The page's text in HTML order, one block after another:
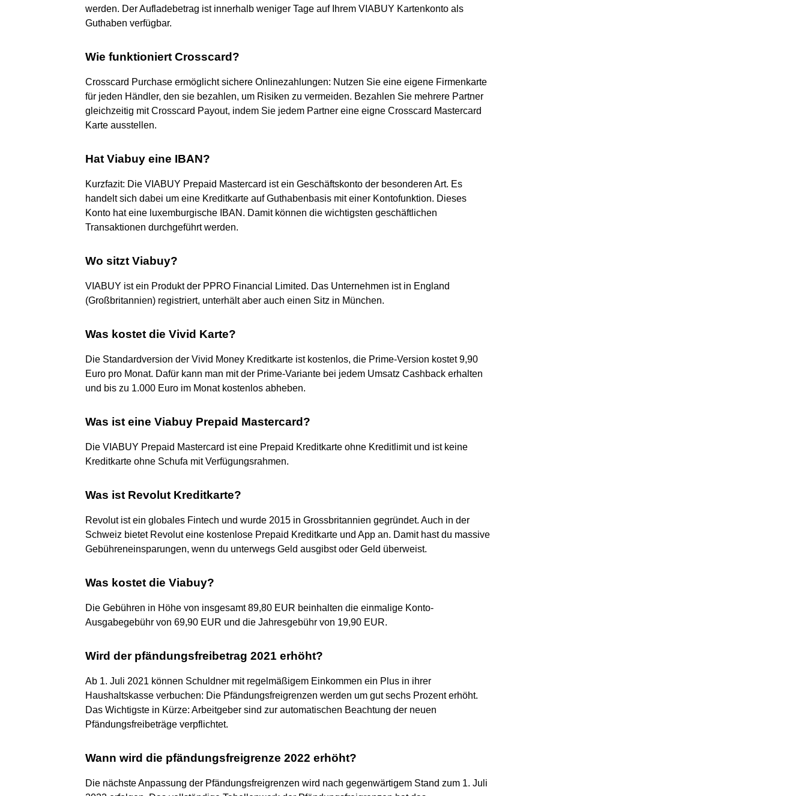
werden. Der Aufladebetrag ist innerhalb weniger Tage auf Ihrem VIABUY Kartenkonto als
Guthaben verfügbar.
Wie funktioniert Crosscard?
Crosscard Purchase ermöglicht sichere Onlinezahlungen: Nutzen Sie eine eigene Firmenkarte
für jeden Händler, den sie bezahlen, um Risiken zu vermeiden. Bezahlen Sie mehrere Partner
gleichzeitig mit Crosscard Payout, indem Sie jedem Partner eine eigne Crosscard Mastercard
Karte ausstellen.
Hat Viabuy eine IBAN?
Kurzfazit: Die VIABUY Prepaid Mastercard ist ein Geschäftskonto der besonderen Art. Es
handelt sich dabei um eine Kreditkarte auf Guthabenbasis mit einer Kontofunktion. Dieses
Konto hat eine luxemburgische IBAN. Damit können die wichtigsten geschäftlichen
Transaktionen durchgeführt werden.
Wo sitzt Viabuy?
VIABUY ist ein Produkt der PPRO Financial Limited. Das Unternehmen ist in England
(Großbritannien) registriert, unterhält aber auch einen Sitz in München.
Was kostet die Vivid Karte?
Die Standardversion der Vivid Money Kreditkarte ist kostenlos, die Prime-Version kostet 9,90
Euro pro Monat. Dafür kann man mit der Prime-Variante bei jedem Umsatz Cashback erhalten
und bis zu 1.000 Euro im Monat kostenlos abheben.
Was ist eine Viabuy Prepaid Mastercard?
Die VIABUY Prepaid Mastercard ist eine Prepaid Kreditkarte ohne Kreditlimit und ist keine
Kreditkarte ohne Schufa mit Verfügungsrahmen.
Was ist Revolut Kreditkarte?
Revolut ist ein globales Fintech und wurde 2015 in Grossbritannien gegründet. Auch in der
Schweiz bietet Revolut eine kostenlose Prepaid Kreditkarte und App an. Damit hast du massive
Gebühreneinsparungen, wenn du unterwegs Geld ausgibst oder Geld überweist.
Was kostet die Viabuy?
Die Gebühren in Höhe von insgesamt 89,80 EUR beinhalten die einmalige Konto-
Ausgabegebühr von 69,90 EUR und die Jahresgebühr von 19,90 EUR.
Wird der pfändungsfreibetrag 2021 erhöht?
Ab 1. Juli 2021 können Schuldner mit regelmäßigem Einkommen ein Plus in ihrer
Haushaltskasse verbuchen: Die Pfändungsfreigrenzen werden um gut sechs Prozent erhöht.
Das Wichtigste in Kürze: Arbeitgeber sind zur automatischen Beachtung der neuen
Pfändungsfreibeträge verpflichtet.
Wann wird die pfändungsfreigrenze 2022 erhöht?
Die nächste Anpassung der Pfändungsfreigrenzen wird nach gegenwärtigem Stand zum 1. Juli